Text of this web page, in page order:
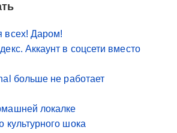
всех! Даром!
Аккаунт в соцсети вместо
больше не работает
локалке
культурного шока